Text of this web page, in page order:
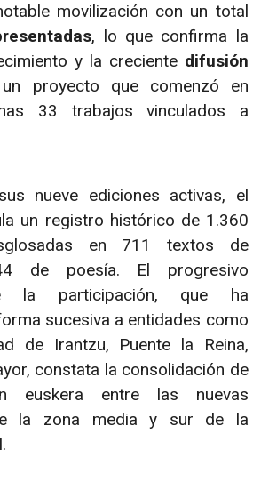
movilización con un total
, lo que confirma la
y la creciente difusión
proyecto que comenzó en
33 trabajos vinculados a
nueve ediciones activas, el
un registro histórico de 1.360
en 711 textos de
de poesía. El progresivo
la participación, que ha
sucesiva a entidades como
de Irantzu, Puente la Reina,
constata la consolidación de
euskera entre las nuevas
la zona media y sur de la